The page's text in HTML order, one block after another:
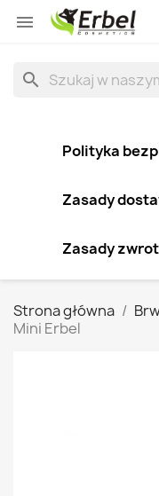

search
Polityka
Zasady
Zasady
Strona główna
Mini Erbel